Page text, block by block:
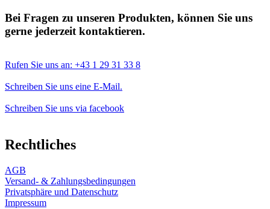
Bei Fragen zu unseren Produkten, können Sie uns
gerne jederzeit kontaktieren.
Rufen Sie uns an: +43 1 29 31 33 8
Schreiben Sie uns eine E-Mail.
Schreiben Sie uns via facebook
Rechtliches
AGB
Versand- & Zahlungsbedingungen
Privatsphäre und Datenschutz
Impressum